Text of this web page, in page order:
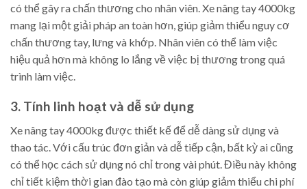
có thể gây ra chấn thương cho nhân viên. Xe nâng tay 4000kg
mang lại một giải pháp an toàn hơn, giúp giảm thiểu nguy cơ
chấn thương tay, lưng và khớp. Nhân viên có thể làm việc
hiệu quả hơn mà không lo lắng về việc bị thương trong quá
trình làm việc.
3. Tính linh hoạt và dễ sử dụng
Xe nâng tay 4000kg được thiết kế để dễ dàng sử dụng và
thao tác. Với cấu trúc đơn giản và dễ tiếp cận, bất kỳ ai cũng
có thể học cách sử dụng nó chỉ trong vài phút. Điều này không
chỉ tiết kiệm thời gian đào tạo mà còn giúp giảm thiểu chi phí